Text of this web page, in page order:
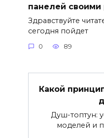
панелей своими
Здравствуйте
сегодня пойдет
0 89
Какой
Душ-топтун:
моделей и